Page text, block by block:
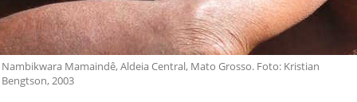
Nambikwara Mamaindê, Aldeia Central, Mato Grosso. Foto: Kristian
Bengtson, 2003